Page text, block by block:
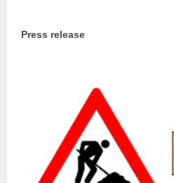
Press release